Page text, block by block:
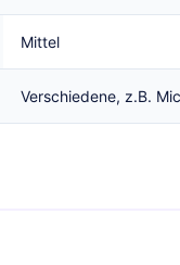
Mittel
Verschiedene, z.B.